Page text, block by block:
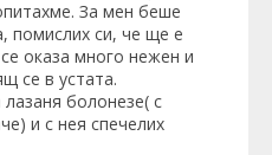
За мен беше
помислих си, че ще е
оказа много нежен и
се в устата.
болонезе( с
и с нея спечелих